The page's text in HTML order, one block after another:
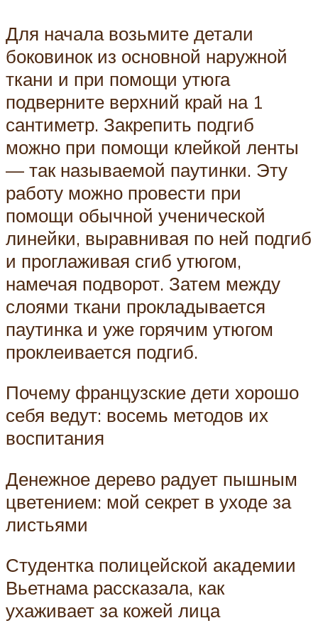
Для начала возьмите детали
боковинок из основной наружной
ткани и при помощи утюга
подверните верхний край на 1
сантиметр. Закрепить подгиб
можно при помощи клейкой ленты
— так называемой паутинки. Эту
работу можно провести при
помощи обычной ученической
линейки, выравнивая по ней подгиб
и проглаживая сгиб утюгом,
намечая подворот. Затем между
слоями ткани прокладывается
паутинка и уже горячим утюгом
проклеивается подгиб.
Почему французские дети хорошо
себя ведут: восемь методов их
воспитания
Денежное дерево радует пышным
цветением: мой секрет в уходе за
листьями
Студентка полицейской академии
Вьетнама рассказала, как
ухаживает за кожей лица